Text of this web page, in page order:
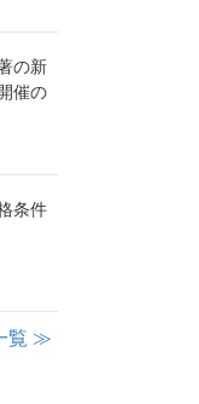
の新
催の
条件
覧 ≫